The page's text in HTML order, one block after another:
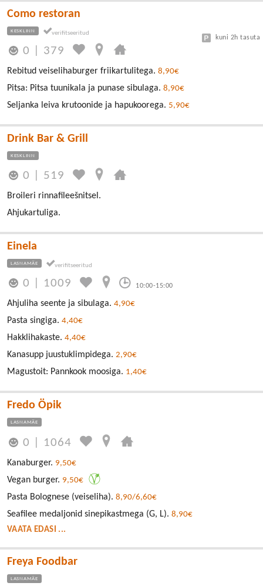
Como restoran
KESKLINN
0 379
kuni 2h tasuta
Rebitud veiselihaburger friikartulitega. 8,90€
Pitsa: Pitsa tuunikala ja punase sibulaga. 8,90€
Seljanka leiva krutoonide ja hapukoorega. 5,90€
Drink Bar & Grill
KESKLINN
0 519
Broileri rinnafileešnitsel.
Ahjukartuliga.
Einela
LASNAMÄE
0 1009 10:00-15:00
Ahjuliha seente ja sibulaga. 4,90€
Pasta singiga. 4,40€
Hakklihakaste. 4,40€
Kanasupp juustuklimpidega. 2,90€
Magustoit: Pannkook moosiga. 1,40€
Fredo Öpik
LASNAMÄE
0 1064
Kanaburger. 9,50€
Vegan burger. 9,50€
Pasta Bolognese (veiseliha). 8,90/6,60€
Seafilee medaljonid sinepikastmega (G, L). 8,90€
VAATA EDASI ...
Freya Foodbar
LASNAMÄE